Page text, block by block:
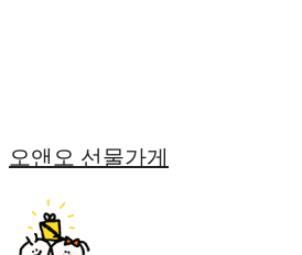
오앤오 선물가게